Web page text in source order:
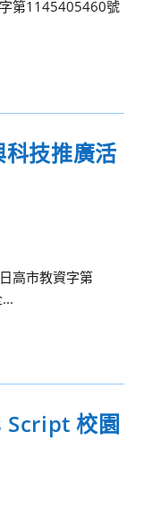
第1145405460號
技推廣活
高市教資字第
Script 校園